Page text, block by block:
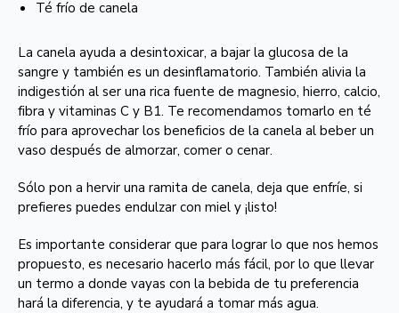
Té frío de canela
La canela ayuda a desintoxicar, a bajar la glucosa de la
sangre y también es un desinflamatorio. También alivia la
indigestión al ser una rica fuente de magnesio, hierro, calcio,
fibra y vitaminas C y B1. Te recomendamos tomarlo en té
frío para aprovechar los beneficios de la canela al beber un
vaso después de almorzar, comer o cenar.
Sólo pon a hervir una ramita de canela, deja que enfríe, si
prefieres puedes endulzar con miel y ¡listo!
Es importante considerar que para lograr lo que nos hemos
propuesto, es necesario hacerlo más fácil, por lo que llevar
un termo a donde vayas con la bebida de tu preferencia
hará la diferencia, y te ayudará a tomar más agua.